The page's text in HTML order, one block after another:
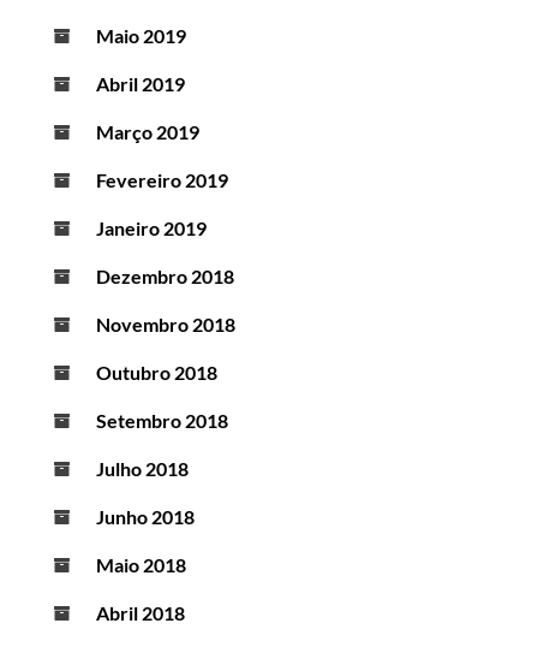
Maio 2019
Abril 2019
Março 2019
Fevereiro 2019
Janeiro 2019
Dezembro 2018
Novembro 2018
Outubro 2018
Setembro 2018
Julho 2018
Junho 2018
Maio 2018
Abril 2018